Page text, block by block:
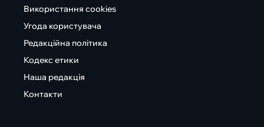
Використання cookies
Угода користувача
Редакційна політика
Кодекс етики
Наша редакція
Контакти